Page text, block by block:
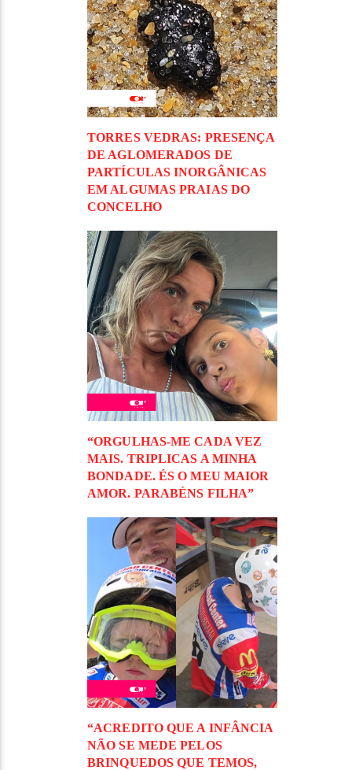
TORRES VEDRAS: PRESENÇA
DE AGLOMERADOS DE
PARTÍCULAS INORGÂNICAS
EM ALGUMAS PRAIAS DO
CONCELHO
“ORGULHAS-ME CADA VEZ
MAIS. TRIPLICAS A MINHA
BONDADE. ÉS O MEU MAIOR
AMOR. PARABÉNS FILHA”
“ACREDITO QUE A INFÂNCIA
NÃO SE MEDE PELOS
BRINQUEDOS QUE TEMOS,